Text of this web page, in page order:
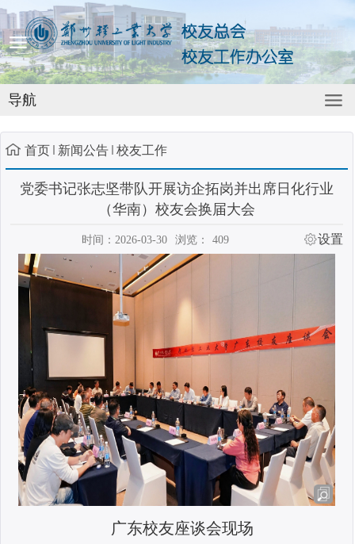
导航
首页 新闻公告 校友工作
党委书记张志坚带队开展访企拓岗并出席日化行业
（华南）校友会换届大会
时间：2026-03-30 浏览： 409 设置
广东校友座谈会现场